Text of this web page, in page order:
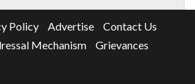
Policy Advertise
Contact Us
Mechanism
Grievances